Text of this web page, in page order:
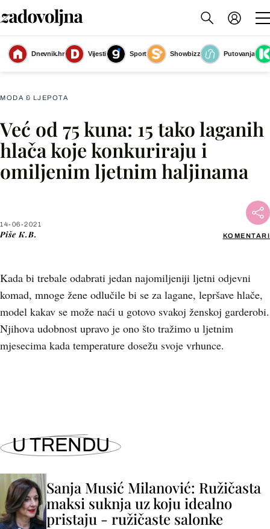
Dnevnik.hr Vijesti Sport Showbizz
Putovanja
Slika nije dostupna
MODA & LJEPOTA
Već od 75 kuna: 15 tako laganih
hlača koje konkuriraju i
omiljenim ljetnim haljinama
14-06-2021
Piše K.B. KOMENTARI
Kada bi trebale odabrati jedan najomiljeniji ljetni odjevni
komad, mnoge žene odlučile bi se za lagane, lepršave hlače,
model kakav se može naći u gotovo svakoj ženskoj garderobi.
Njihova udobnost upravo je ono što tražimo u ljetnim
mjesecima kada temperature dosežu svoje vrhunce.
Facebook
X
U TRENDU
Sanja Musić Milanović: Ružičasta
maksi suknja uz koju idealno
pristaju - ružičaste salonke